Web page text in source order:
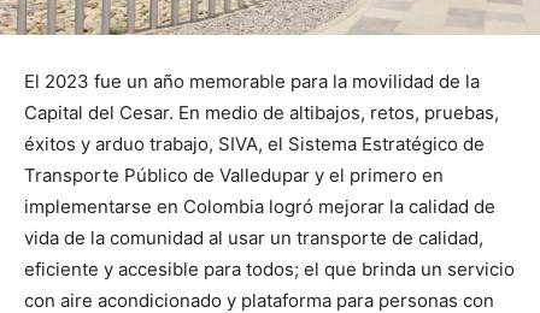
El 2023 fue un año memorable para la movilidad de la
Capital del Cesar. En medio de altibajos, retos, pruebas,
éxitos y arduo trabajo, SIVA, el Sistema Estratégico de
Transporte Público de Valledupar y el primero en
implementarse en Colombia logró mejorar la calidad de
vida de la comunidad al usar un transporte de calidad,
eficiente y accesible para todos; el que brinda un servicio
con aire acondicionado y plataforma para personas con